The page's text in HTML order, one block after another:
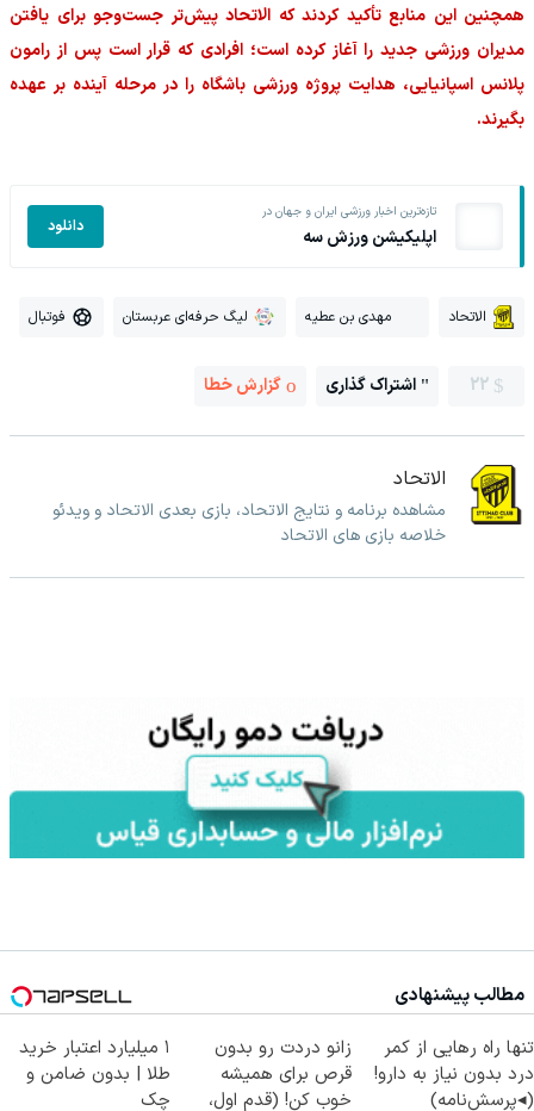
همچنین این منابع تأکید کردند که الاتحاد پیش‌تر جست‌وجو برای یافتن
مدیران ورزشی جدید را آغاز کرده است؛ افرادی که قرار است پس از رامون
پلانس اسپانیایی، هدایت پروژه ورزشی باشگاه را در مرحله آینده بر عهده
بگیرند.
تازه‌ترین اخبار ورزشی ایران و جهان در
اپلیکیشن ورزش سه دانلود
الاتحاد مهدی بن عطیه لیگ حرفه‌ای عربستان فوتبال
22 اشتراک گذاری گزارش خطا
الاتحاد
مشاهده برنامه و نتایج الاتحاد، بازی بعدی الاتحاد و ویدئو
خلاصه بازی های الاتحاد
مطالب پیشنهادی
تنها راه رهایی از کمر
درد بدون نیاز به دارو!
(◂پرسش‌نامه)
زانو دردت رو بدون
قرص برای همیشه
خوب کن! (قدم اول،
۱ میلیارد اعتبار خرید
طلا | بدون ضامن و
چک